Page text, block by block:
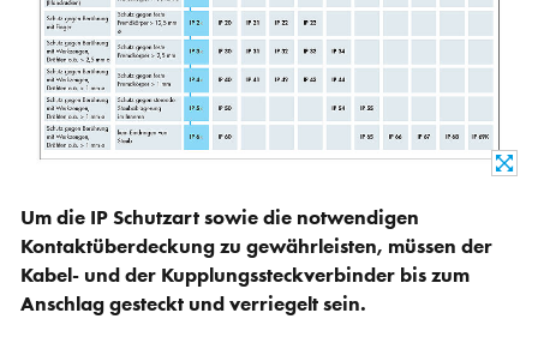
Um die IP Schutzart sowie die notwendigen
Kontaktüberdeckung zu gewährleisten, müssen der
Kabel- und der Kupplungssteckverbinder bis zum
Anschlag gesteckt und verriegelt sein.